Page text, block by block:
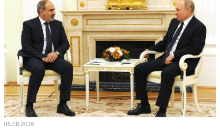
06.08.2026